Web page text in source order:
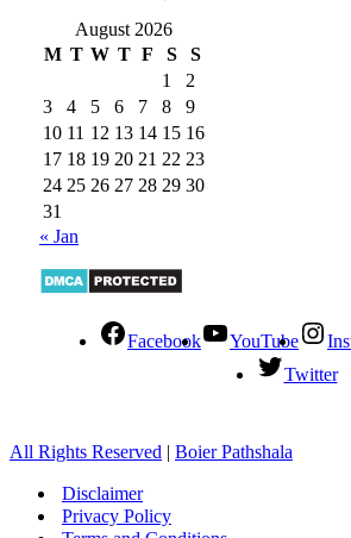
August 2026
M T W T F S
S
1
2
3
4 5 6 7 8
9
10 11 12 13 14 15 16
17 18 19 20 21 22 23
24 25 26 27 28 29 30
31
« Jan
Facebook YouTube
Twitter
All Rights Reserved | Boier Pathshala
Disclaimer
Privacy Policy